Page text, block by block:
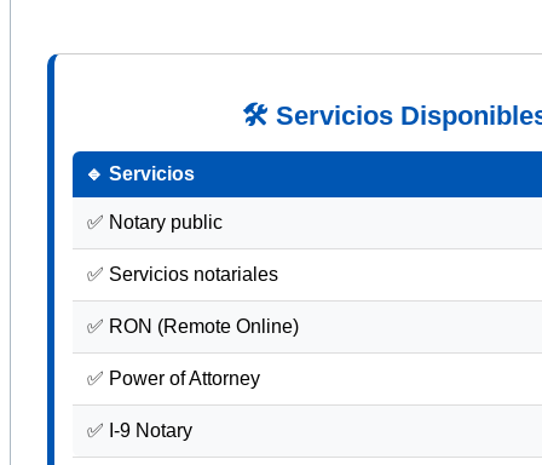
🛠 Servicios
🔹 Servicios
✅ Notary public
✅ Servicios notariales
✅ RON (Remote Online)
✅ Power of Attorney
✅ I-9 Notary